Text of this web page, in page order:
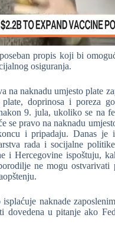
propis koji bi
osiguranja.
na naknadu umjesto plate
doprinosa i poreza
9. jula, ukoliko se na
se pravo na naknadu
i pripadaju. Danas je i
rada i socijalne
i Hercegovine ispoštuju,
ne mogu ostvarivati
naknade
dovedena u pitanje ako